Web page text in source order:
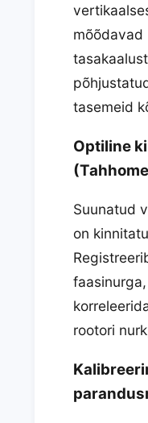
mõõdavad
tasemeid
Optiline
Suunatud
on
rootori